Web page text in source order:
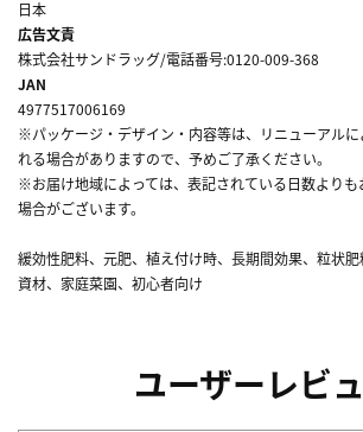
日本
広告文責
株式会社サンドラッグ/電話番号:0120-009-368
JAN
4977517006169
※パッケージ・デザイン・内容等は、リニューアル
れる場合がありますので、予めご了承ください。
※お届け地域によっては、表記されている日数よりも
場合がございます。
緩効性肥料、元肥、植え付け時、長期間効果、粒状
資材、家庭菜園、初心者向け
ユーザーレビ